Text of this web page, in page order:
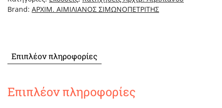
στον
Νείλου
του
[Χαρτόδετο]
ποσότητα
Brand: ΑΡΧΙΜ. ΑΙΜΙΛΙΑΝΟΣ ΣΙΜΩΝΟΠΕΤΡΙΤΗΣ
Επιπλέον πληροφορίες
Επιπλέον πληροφορίες